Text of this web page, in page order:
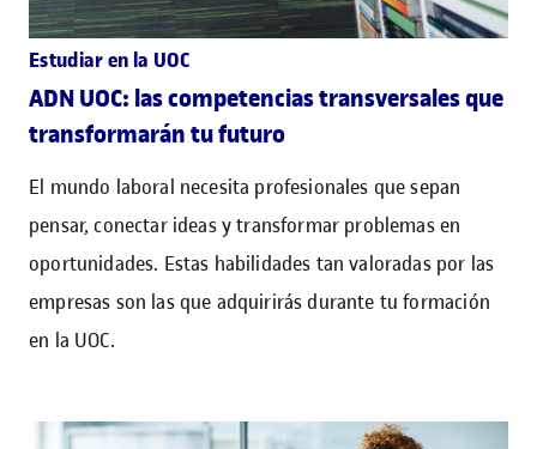
Estudiar en la UOC
ADN UOC: las competencias transversales que
transformarán tu futuro
El mundo laboral necesita profesionales que sepan
pensar, conectar ideas y transformar problemas en
oportunidades. Estas habilidades tan valoradas por las
empresas son las que adquirirás durante tu formación
en la UOC.